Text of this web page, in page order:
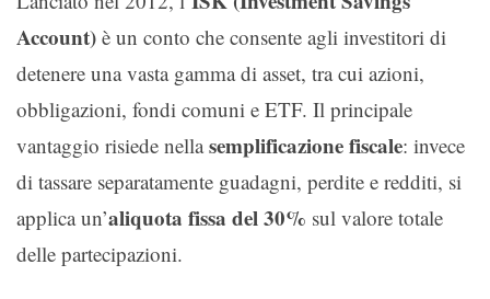
Account) è un conto che consente agli investitori di
detenere una vasta gamma di asset, tra cui azioni,
obbligazioni, fondi comuni e ETF. Il principale
vantaggio risiede nellasemplificazione fiscale: invece
di tassare separatamente guadagni, perdite e redditi, si
applica un’aliquota fissa del 30% sul valore totale
delle partecipazioni.